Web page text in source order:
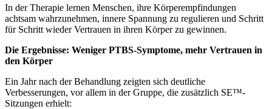
In der Therapie lernen Menschen, ihre Körperempfindungen
achtsam wahrzunehmen, innere Spannung zu regulieren und Schritt
für Schritt wieder Vertrauen in ihren Körper zu gewinnen.
Die Ergebnisse: Weniger PTBS-Symptome, mehr Vertrauen in
den Körper
Ein Jahr nach der Behandlung zeigten sich deutliche
Verbesserungen, vor allem in der Gruppe, die zusätzlich SE™-
Sitzungen erhielt: